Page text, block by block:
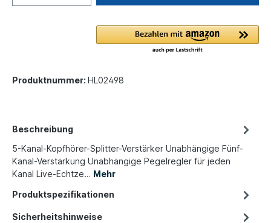
Produktnummer: HL02498
Beschreibung
5-Kanal-Kopfhörer-Splitter-Verstärker Unabhängige Fünf-
Kanal-Verstärkung Unabhängige Pegelregler für jeden
Kanal Live-Echtze… Mehr
Produktspezifikationen
Sicherheitshinweise